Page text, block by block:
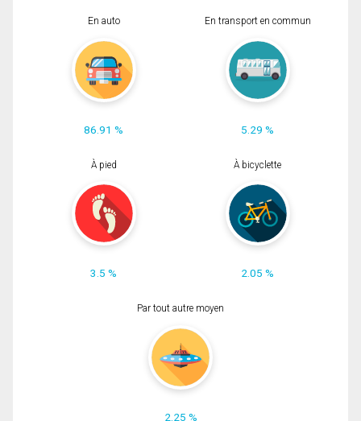
En auto
86.91 %
En transport en commun
5.29 %
À pied
3.5 %
À bicyclette
2.05 %
Par tout autre moyen
2.25 %